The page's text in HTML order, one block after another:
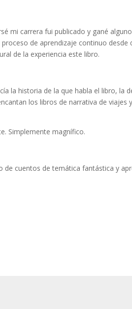
mi carrera fui publicado y gané
de aprendizaje continuo desde
de la experiencia este libro.
la historia de la que habla el libro, la
los libros de narrativa de viajes
Simplemente magnífico.
cuentos de temática fantástica y